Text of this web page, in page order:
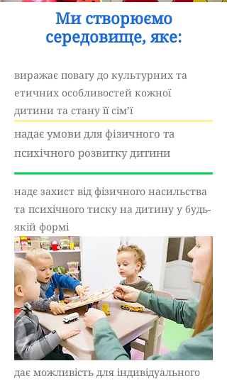
Ми створюємо
середовище, яке:
виражає повагу до культурних та
етичних особливостей кожної
дитини та стану її сім’ї
надає умови для фізичного та
психічного розвитку дитини
надє захист від фізичного насильства
та психічного тиску на дитину у будь-
якій формі
дає можливість для індивідуального